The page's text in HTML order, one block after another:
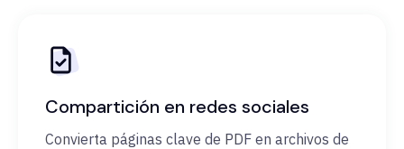
Compartición en redes sociales
Convierta páginas clave de PDF en archivos de